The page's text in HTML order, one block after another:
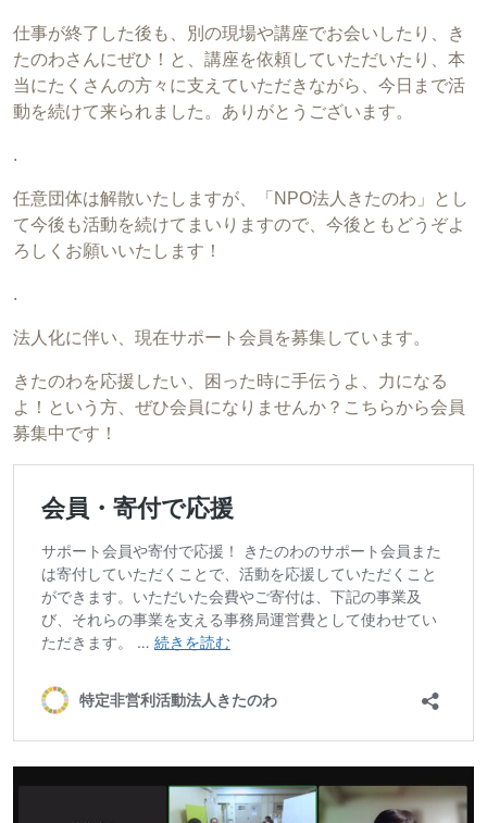
仕事が終了した後も、別の現場や講座でお会いしたり、き
たのわさんにぜひ！と、講座を依頼していただいたり、本
当にたくさんの方々に支えていただきながら、今日まで活
動を続けて来られました。ありがとうございます。
.
任意団体は解散いたしますが、「NPO法人きたのわ」とし
て今後も活動を続けてまいりますので、今後ともどうぞよ
ろしくお願いいたします！
.
法人化に伴い、現在サポート会員を募集しています。
きたのわを応援したい、困った時に手伝うよ、力になる
よ！という方、ぜひ会員になりませんか？こちらから会員
募集中です！